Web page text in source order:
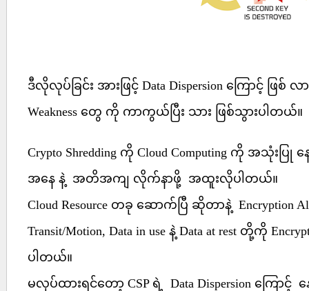
ဒီလိုလုပ်ခြင်း အားဖြင့် Data Dispersion ကြောင့် ဖြစ် လ
Weakness တွေ ကို ကာကွယ်ပြီး သား ဖြစ်သွားပါတယ်။
Crypto Shredding ကို Cloud Computing ကို အသုံး
အနေ နဲ့ အတိအကျ လိုက်နာဖို့ အထူးလိုပါတယ်။
Cloud Resource တခု ဆောက်ပြီ ဆိုတာနဲ့ Encryption
Transit/Motion, Data in use နဲ့ Data at rest တို့ကို
ပါတယ်။
မလုပ်ထားရင်တော့ CSP ရဲ့ Data Dispersion ကြောင့်